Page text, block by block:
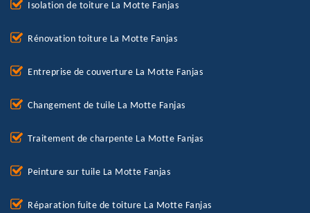
Isolation de toiture La Motte Fanjas
Rénovation toiture La Motte Fanjas
Entreprise de couverture La Motte Fanjas
Changement de tuile La Motte Fanjas
Traitement de charpente La Motte Fanjas
Peinture sur tuile La Motte Fanjas
Réparation fuite de toiture La Motte Fanjas